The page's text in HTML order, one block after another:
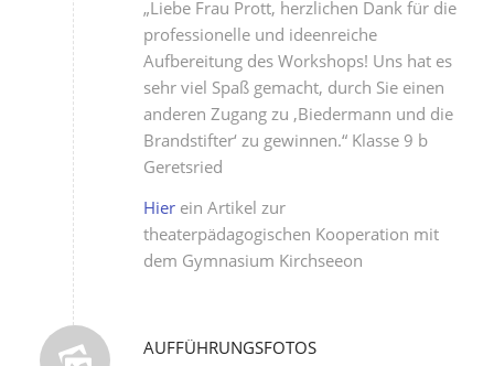
„Liebe Frau Prott, herzlichen Dank für die
professionelle und ideenreiche
Aufbereitung des Workshops! Uns hat es
sehr viel Spaß gemacht, durch Sie einen
anderen Zugang zu ‚Biedermann und die
Brandstifter‘ zu gewinnen.“ Klasse 9 b
Geretsried
Hierein Artikel zur
theaterpädagogischen Kooperation mit
dem Gymnasium Kirchseeon
AUFFÜHRUNGSFOTOS